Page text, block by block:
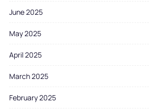
June 2025
May 2025
April 2025
March 2025
February 2025